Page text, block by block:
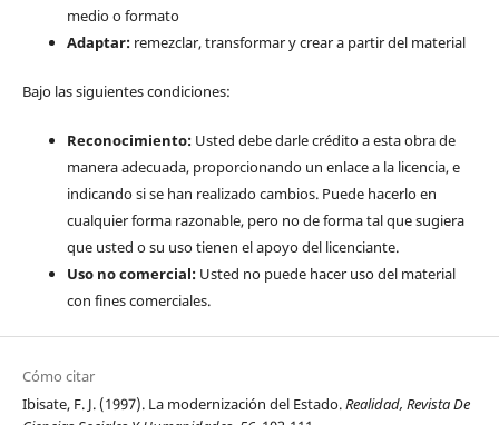
medio o formato
Adaptar:remezclar, transformar y crear a partir del material
Bajo las siguientes condiciones:
Reconocimiento:Usted debe darle crédito a esta obra de
manera adecuada, proporcionando un enlace a la licencia, e
indicando si se han realizado cambios. Puede hacerlo en
cualquier forma razonable, pero no de forma tal que sugiera
que usted o su uso tienen el apoyo del licenciante.
Uso no comercial:Usted no puede hacer uso del material
con fines comerciales.
Cómo citar
Ibisate, F. J. (1997). La modernización del Estado.Realidad, Revista De